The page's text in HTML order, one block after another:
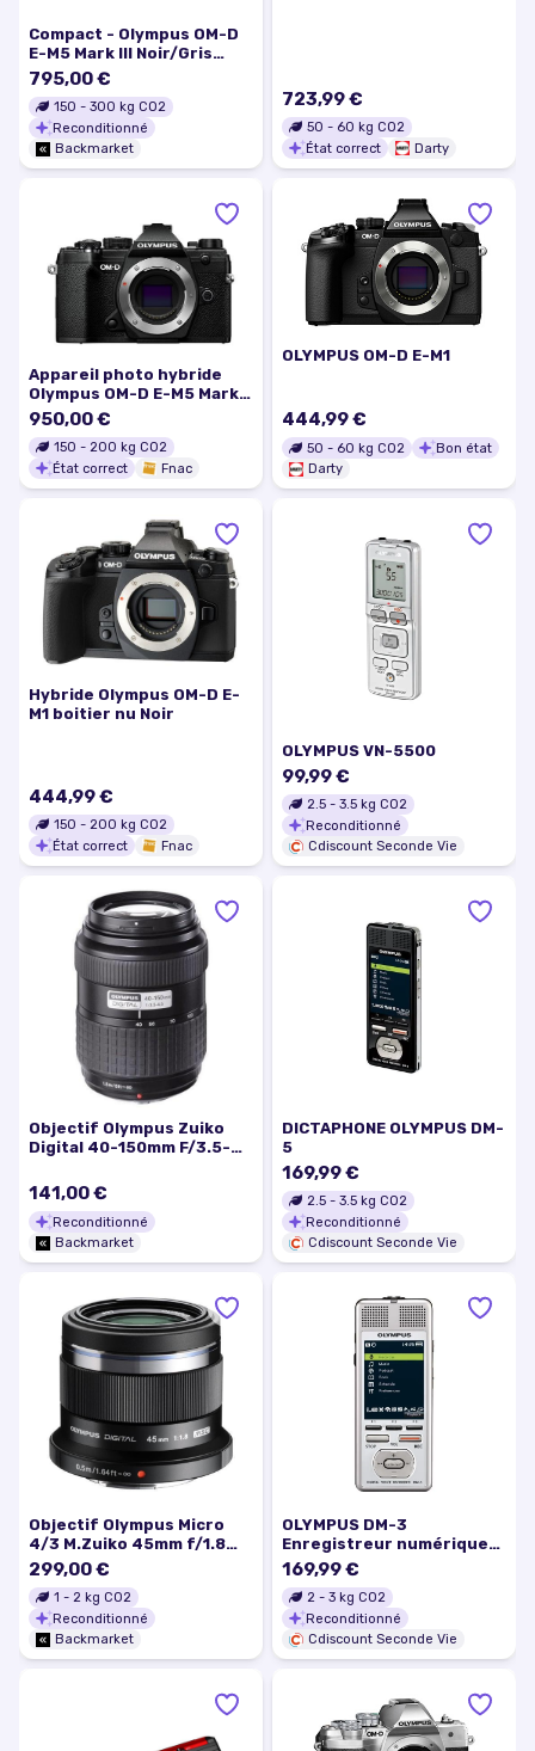
Compact - Olympus OM-D
E-M5 Mark III Noir/Gris
Boitier seul
795,00 €
150 - 300 kg CO2
Reconditionné
Backmarket
723,99 €
50 - 60 kg CO2
État correct
Darty
Appareil photo hybride
Olympus OM-D E-M5 Mark
III Boîtier Nu Noir
950,00 €
150 - 200 kg CO2
État correct
Fnac
OLYMPUS OM-D E-M1
444,99 €
50 - 60 kg CO2
Bon état
Darty
Hybride Olympus OM-D E-
M1 boitier nu Noir
444,99 €
150 - 200 kg CO2
État correct
Fnac
OLYMPUS VN-5500
99,99 €
2.5 - 3.5 kg CO2
Reconditionné
Cdiscount Seconde Vie
Objectif Olympus Zuiko
Digital 40-150mm F/3.5-
f/3.5-4.5
141,00 €
Reconditionné
Backmarket
DICTAPHONE OLYMPUS DM-
5
169,99 €
2.5 - 3.5 kg CO2
Reconditionné
Cdiscount Seconde Vie
Objectif Olympus Micro
4/3 M.Zuiko 45mm f/1.8
Micro Four Thirds 45mm
f/1.8
299,00 €
1 - 2 kg CO2
Reconditionné
Backmarket
OLYMPUS DM-3
Enregistreur numérique
4Go
169,99 €
2 - 3 kg CO2
Reconditionné
Cdiscount Seconde Vie